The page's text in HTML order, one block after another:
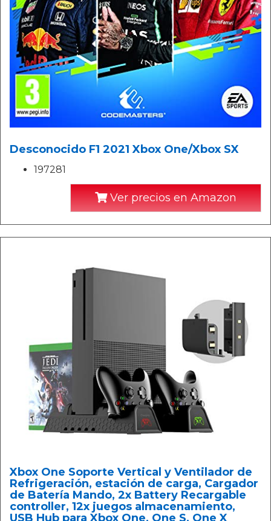
Desconocido F1 2021 Xbox One/Xbox SX
197281
Ver precios en Amazon
Xbox One Soporte Vertical y Ventilador de
Refrigeración, estación de carga, Cargador
de Batería Mando, 2x Battery Recargable
controller, 12x juegos almacenamiento,
USB Hub para Xbox One, One S, One X